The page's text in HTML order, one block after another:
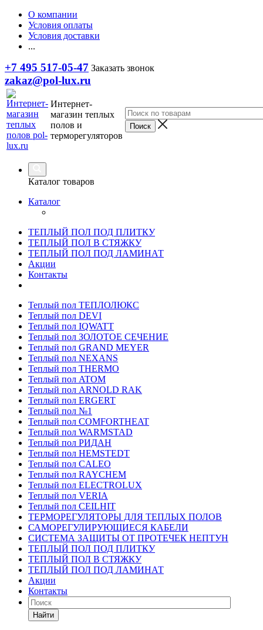
О компании
Условия оплаты
Условия доставки
...
+7 495 517-05-47 Заказать звонок
zakaz@pol-lux.ru
Интернет-
магазин теплых
полов и
терморегуляторов
Каталог товаров
Каталог
ТЕПЛЫЙ ПОЛ ПОД ПЛИТКУ
ТЕПЛЫЙ ПОЛ В СТЯЖКУ
ТЕПЛЫЙ ПОЛ ПОД ЛАМИНАТ
Акции
Контакты
Теплый пол ТЕПЛОЛЮКС
Теплый пол DEVI
Теплый пол IQWATT
Теплый пол ЗОЛОТОЕ СЕЧЕНИЕ
Теплый пол GRAND MEYER
Теплый пол NEXANS
Теплый пол THERMO
Теплый пол ATOM
Теплый пол ARNOLD RAK
Теплый пол ERGERT
Теплый пол №1
Теплый пол COMFORTHEAT
Теплый пол WARMSTAD
Теплый пол РИДАН
Теплый пол HEMSTEDT
Теплый пол CALEO
Теплый пол RAYCHEM
Теплый пол ELECTROLUX
Теплый пол VERIA
Теплый пол CEILHIT
ТЕРМОРЕГУЛЯТОРЫ ДЛЯ ТЕПЛЫХ ПОЛОВ
САМОРЕГУЛИРУЮЩИЕСЯ КАБЕЛИ
СИСТЕМА ЗАЩИТЫ ОТ ПРОТЕЧЕК НЕПТУН
ТЕПЛЫЙ ПОЛ ПОД ПЛИТКУ
ТЕПЛЫЙ ПОЛ В СТЯЖКУ
ТЕПЛЫЙ ПОЛ ПОД ЛАМИНАТ
Акции
Контакты
Найти